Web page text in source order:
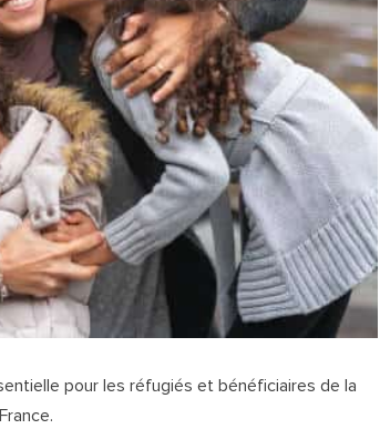
pour les réfugiés et bénéficiaires de la